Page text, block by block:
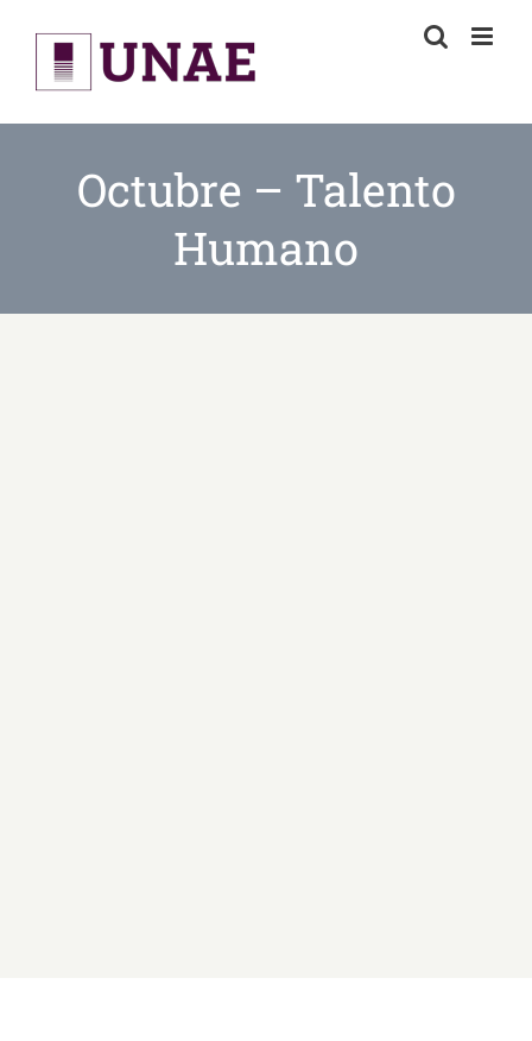
content
Octubre – Talento
Humano